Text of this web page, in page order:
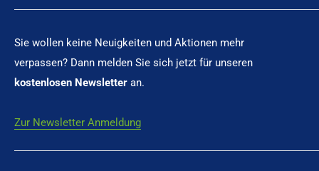
Sie wollen keine Neuigkeiten und Aktionen mehr
verpassen? Dann melden Sie sich jetzt für unseren
kostenlosen Newsletter an.
Zur Newsletter Anmeldung